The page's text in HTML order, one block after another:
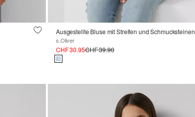
Ausgestellte Bluse mit Streifen und Schmucksteinen
s.Oliver
CHF 30.95CHF 39.90